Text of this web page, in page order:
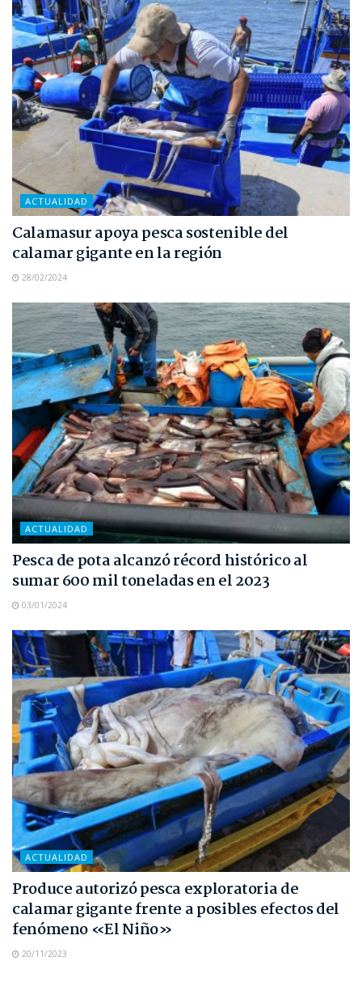
ACTUALIDAD
Calamasur apoya pesca sostenible del
calamar gigante en la región
28/02/2024
ACTUALIDAD
Pesca de pota alcanzó récord histórico al
sumar 600 mil toneladas en el 2023
03/01/2024
ACTUALIDAD
Produce autorizó pesca exploratoria de
calamar gigante frente a posibles efectos del
fenómeno «El Niño»
20/11/2023